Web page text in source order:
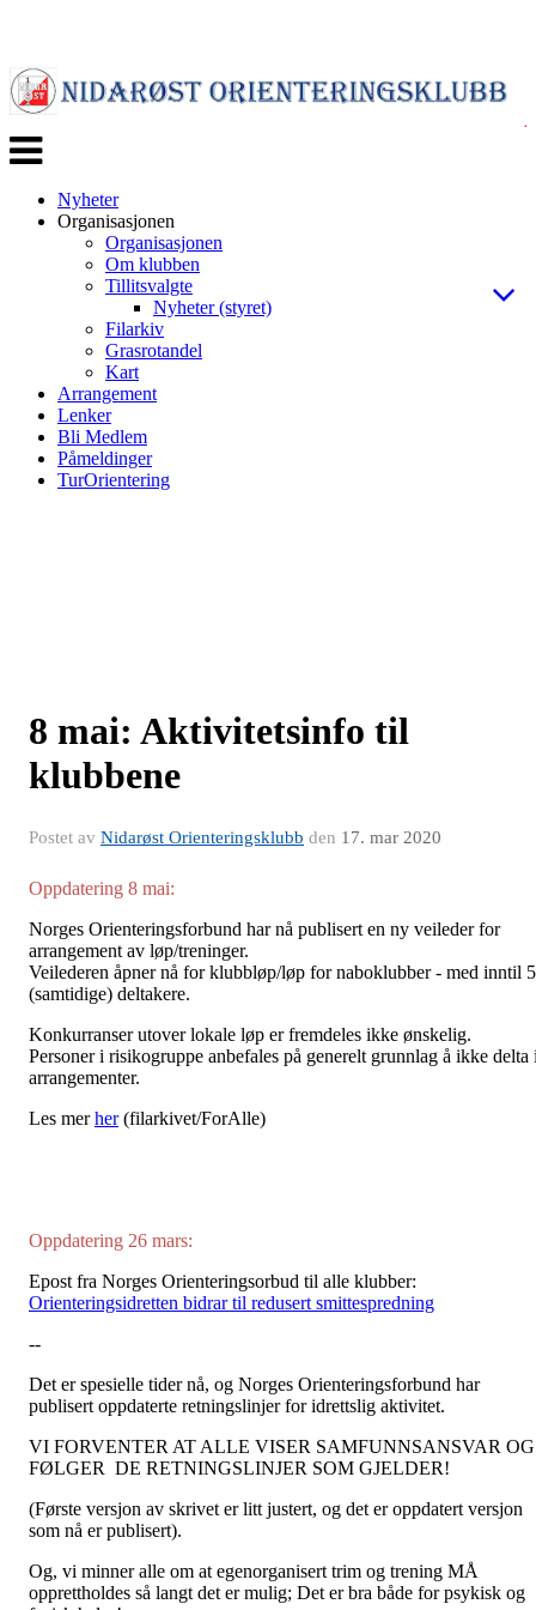
Veksle
navigasjon
Nyheter
Organisasjonen
Organisasjonen
Om klubben
Tillitsvalgte
Nyheter (styret)
Filarkiv
Grasrotandel
Kart
Arrangement
Lenker
Bli Medlem
Påmeldinger
TurOrientering
8 mai: Aktivitetsinfo til
klubbene
Postet av Nidarøst Orienteringsklubb den 17. mar 2020
Oppdatering 8 mai:
Norges Orienteringsforbund har nå publisert en ny veileder for
arrangement av løp/treninger.
Veilederen åpner nå for klubbløp/løp for naboklubber - med inntil
(samtidige) deltakere.
Konkurranser utover lokale løp er fremdeles ikke ønskelig.
Personer i risikogruppe anbefales på generelt grunnlag å ikke delta
arrangementer.
Les merher(filarkivet/ForAlle)
Oppdatering 26 mars:
Epost fra Norges Orienteringsorbud til alle klubber:
Orienteringsidretten bidrar til redusert smittespredning
--
Det er spesielle tider nå, og Norges Orienteringsforbund har
publisert oppdaterte retningslinjer for idrettslig aktivitet.
VI FORVENTER AT ALLE VISER SAMFUNNSANSVAR OG
FØLGER DE RETNINGSLINJER SOM GJELDER!
(Første versjon av skrivet er litt justert, og det er oppdatert versjon
som nå er publisert).
Og, vi minner alle om at egenorganisert trim og trening MÅ
opprettholdes så langt det er mulig; Det er bra både for psykisk og